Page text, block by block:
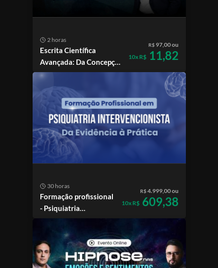
2 horas
Escrita Científica
Avançada: Da Concepção
do Problema à
Publicação Científica
R$97,00 ou
10x R$11,82
30 horas
Formação profissional
- Psiquiatria
Intervencionista: Da
Evidência à Prática
R$4.999,00 ou
10x R$609,38